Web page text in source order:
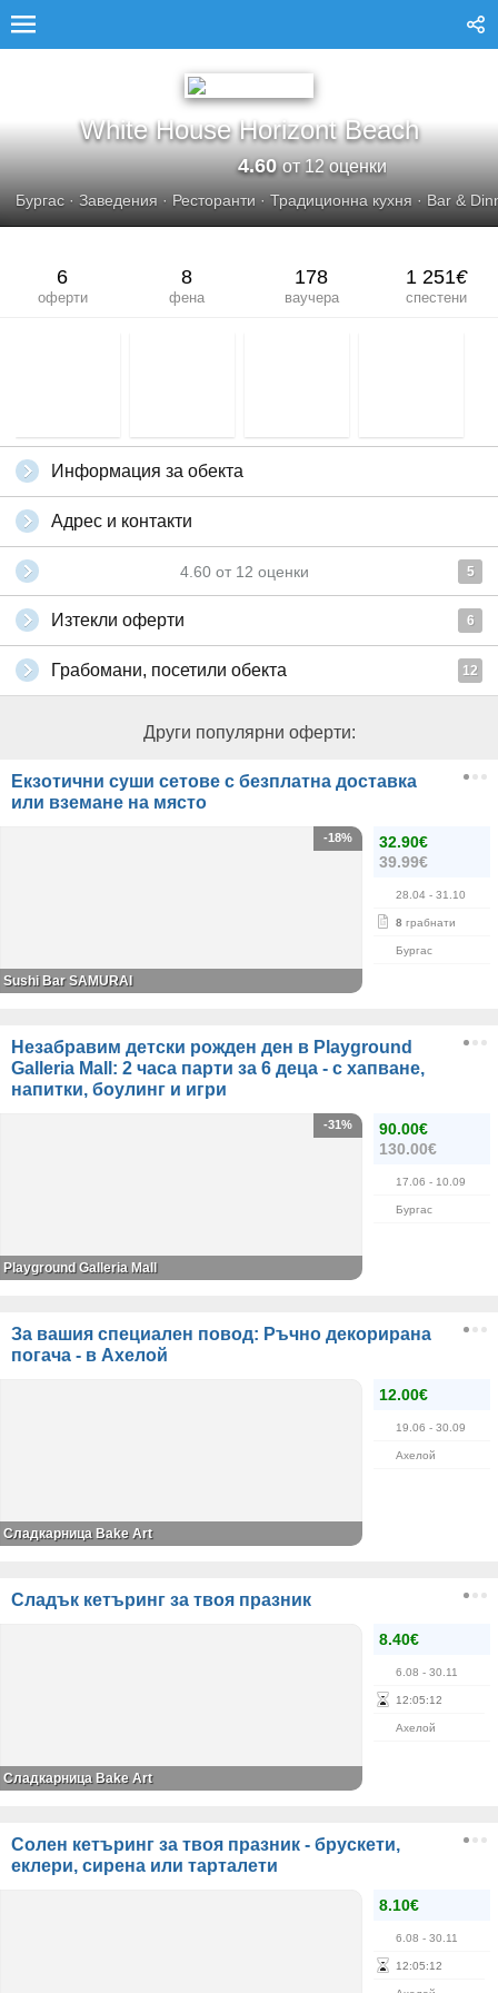
White House Horizont Beach
4.60от 12 оценки
Бургас · Заведения · Ресторанти · Традиционна кухня · Bar &
6
оферти
8
фена
178
ваучера
1 251€
спестени
Информация за обекта
Адрес и контакти
4.60 от 12 оценки 5
Изтекли оферти 6
Грабомани, посетили обекта 12
Други популярни оферти:
Екзотични суши сетове с безплатна доставка
или вземане на място
32.90€
39.99€
28.04 - 31.10
8 грабнати
Бургас
-18%
Sushi Bar SAMURAI
Незабравим детски рожден ден в Playground
Galleria Mall: 2 часа парти за 6 деца - с хапване,
напитки, боулинг и игри
90.00€
130.00€
17.06 - 10.09
Бургас
-31%
Playground Galleria Mall
За вашия специален повод: Ръчно декорирана
погача - в Ахелой
12.00€
19.06 - 30.09
Ахелой
Сладкарница Bake Art
Сладък кетъринг за твоя празник
8.40€
6.08 - 30.11
12:05:12
Ахелой
Сладкарница Bake Art
Солен кетъринг за твоя празник - брускети,
еклери, сирена или тарталети
8.10€
6.08 - 30.11
12:05:12